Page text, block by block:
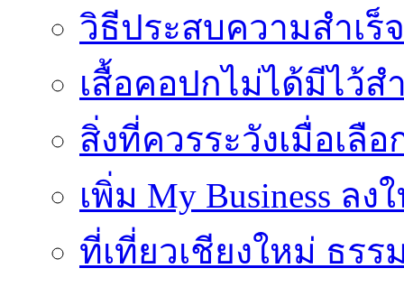
วิธีประสบความสำเ
เสื้อคอปกไม่ได้มีไว้
สิ่งที่ควรระวังเมื่อเลื
เพิ่ม My Business ลง
ที่เที่ยวเชียงใหม่ ธร